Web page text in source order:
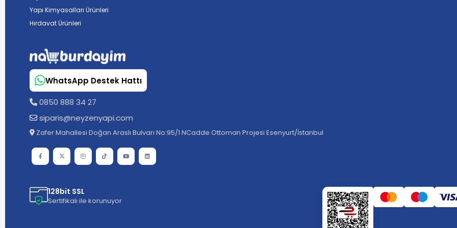
Yapı Kimyasalları Ürünleri
Hırdavat Ürünleri
WhatsApp Destek Hattı
0850 888 34 27
siparis@neyzenyapi.com
Zafer Mahallesi Doğan Araslı Bulvarı No:95/1 NCadde Ottoman Projesi Esenyurt/İstanbul
128bit SSL
Sertifikalı ile korunuyor